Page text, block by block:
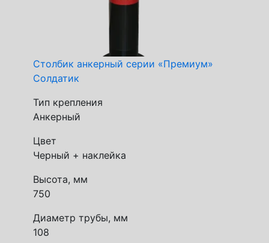
Столбик анкерный серии «Премиум»
Солдатик
Тип крепления
Анкерный
Цвет
Черный + наклейка
Высота, мм
750
Диаметр трубы, мм
108